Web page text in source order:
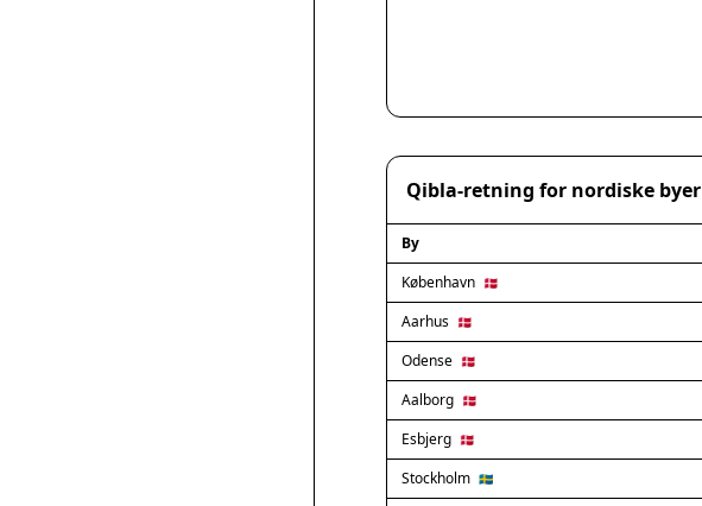
Qibla-retning for nordiske byer
By
København 🇩🇰
Aarhus 🇩🇰
Odense 🇩🇰
Aalborg 🇩🇰
Esbjerg 🇩🇰
Stockholm 🇸🇪